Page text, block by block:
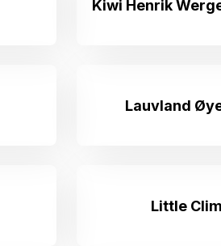
Kiwi Henrik
Lauvland
Little